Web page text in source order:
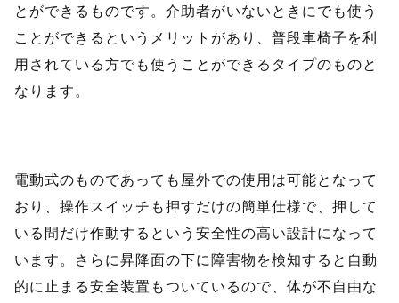
とができるものです。介助者がいないときにでも使う
ことができるというメリットがあり、普段車椅子を利
用されている方でも使うことができるタイプのものと
なります。
電動式のものであっても屋外での使用は可能となって
おり、操作スイッチも押すだけの簡単仕様で、押して
いる間だけ作動するという安全性の高い設計になって
います。さらに昇降面の下に障害物を検知すると自動
的に止まる安全装置もついているので、体が不自由な